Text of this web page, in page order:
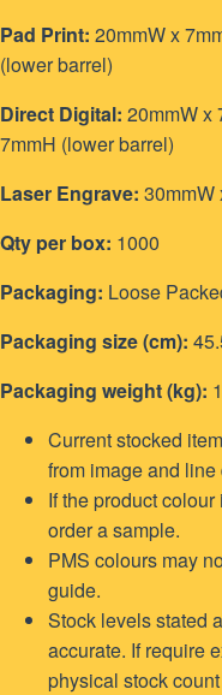
Pad Print: 20mmW x
(lower barrel)
Direct Digital: 20mmW x
7mmH (lower barrel)
Laser Engrave: 30mmW
Qty per box: 1000
Packaging: Loose
Packaging size (cm):
Packaging weight (kg):
Current stocked
from image and
If the product
order a sample.
PMS colours may
guide.
Stock levels stated
accurate. If require
physical stock